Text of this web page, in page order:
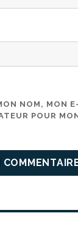
NOM, MON
POUR